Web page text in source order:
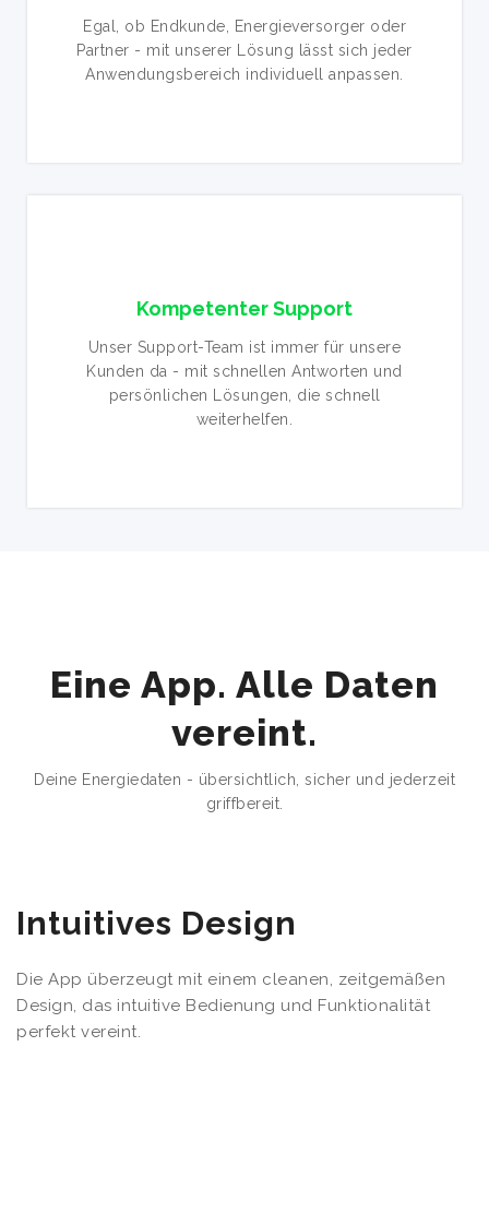
Egal, ob Endkunde, Energieversorger oder
Partner - mit unserer Lösung lässt sich jeder
Anwendungsbereich individuell anpassen.
Kompetenter Support
Unser Support-Team ist immer für unsere
Kunden da - mit schnellen Antworten und
persönlichen Lösungen, die schnell
weiterhelfen.
Eine App. Alle Daten
vereint.
Deine Energiedaten - übersichtlich, sicher und jederzeit
griffbereit.
Intuitives Design
Die App überzeugt mit einem cleanen, zeitgemäßen
Design, das intuitive Bedienung und Funktionalität
perfekt vereint.